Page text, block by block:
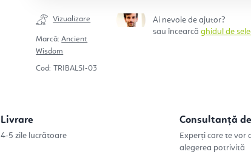
Vizualizare
Marcă:Ancient
Wisdom
Cod: TRIBALSI-03
Ai nevoie de ajutor?
sau încearcăghidul de
Livrare
4-5 zile lucrătoare
Consultanță
Experți care te vor
alegerea potrivită